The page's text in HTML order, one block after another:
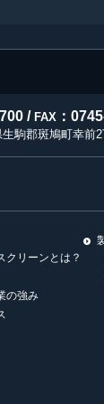
/ FAX ：
駒郡斑鳩町幸前2
クリーンとは？
の強み